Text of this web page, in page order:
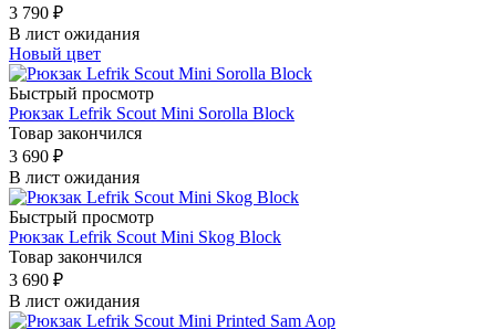
3 790 ₽
В лист ожидания
Новый цвет
Быстрый просмотр
Рюкзак Lefrik Scout Mini Sorolla Block
Товар закончился
3 690 ₽
В лист ожидания
Быстрый просмотр
Рюкзак Lefrik Scout Mini Skog Block
Товар закончился
3 690 ₽
В лист ожидания